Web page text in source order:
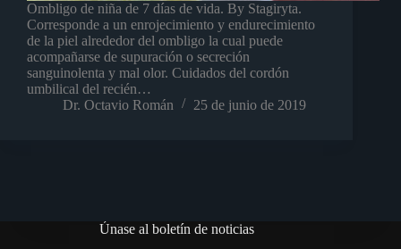
Ombligo de niña de 7 días de vida. By Stagiryta.
Corresponde a un enrojecimiento y endurecimiento
de la piel alrededor del ombligo la cual puede
acompañarse de supuración o secreción
sanguinolenta y mal olor. Cuidados del cordón
umbilical del recién…
Dr. Octavio Román
25 de junio de 2019
Únase al boletín de noticias